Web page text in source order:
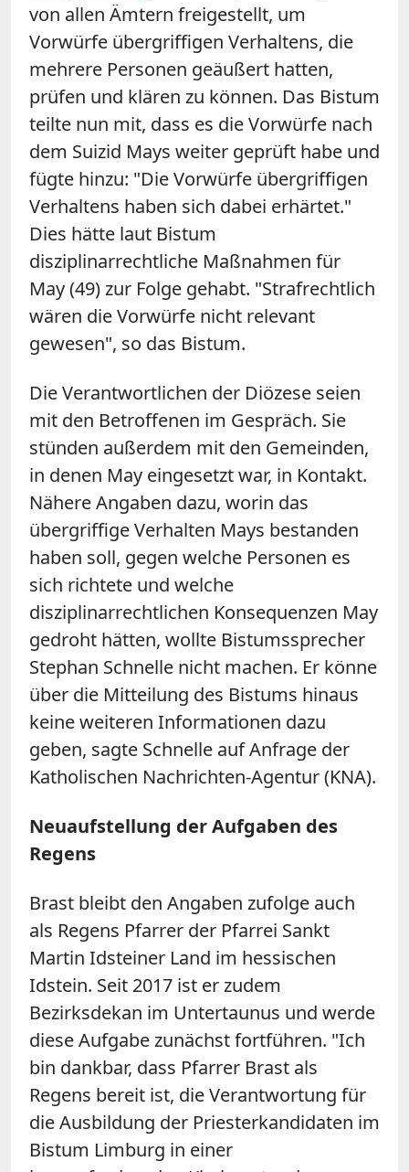
von allen Ämtern freigestellt, um
Vorwürfe übergriffigen Verhaltens, die
mehrere Personen geäußert hatten,
prüfen und klären zu können. Das Bistum
teilte nun mit, dass es die Vorwürfe nach
dem Suizid Mays weiter geprüft habe und
fügte hinzu: "Die Vorwürfe übergriffigen
Verhaltens haben sich dabei erhärtet."
Dies hätte laut Bistum
disziplinarrechtliche Maßnahmen für
May (49) zur Folge gehabt. "Strafrechtlich
wären die Vorwürfe nicht relevant
gewesen", so das Bistum.
Die Verantwortlichen der Diözese seien
mit den Betroffenen im Gespräch. Sie
stünden außerdem mit den Gemeinden,
in denen May eingesetzt war, in Kontakt.
Nähere Angaben dazu, worin das
übergriffige Verhalten Mays bestanden
haben soll, gegen welche Personen es
sich richtete und welche
disziplinarrechtlichen Konsequenzen May
gedroht hätten, wollte Bistumssprecher
Stephan Schnelle nicht machen. Er könne
über die Mitteilung des Bistums hinaus
keine weiteren Informationen dazu
geben, sagte Schnelle auf Anfrage der
Katholischen Nachrichten-Agentur (KNA).
Neuaufstellung der Aufgaben des
Regens
Brast bleibt den Angaben zufolge auch
als Regens Pfarrer der Pfarrei Sankt
Martin Idsteiner Land im hessischen
Idstein. Seit 2017 ist er zudem
Bezirksdekan im Untertaunus und werde
diese Aufgabe zunächst fortführen. "Ich
bin dankbar, dass Pfarrer Brast als
Regens bereit ist, die Verantwortung für
die Ausbildung der Priesterkandidaten im
Bistum Limburg in einer